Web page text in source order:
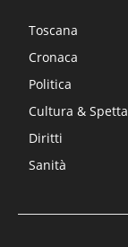
Toscana
Cronaca
Politica
Cultura &
Diritti
Sanità